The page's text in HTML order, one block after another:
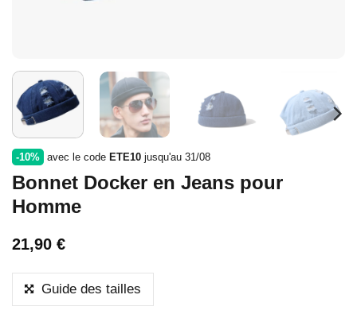
-10% avec le code ETE10 jusqu'au 31/08
Bonnet Docker en Jeans pour
Homme
21,90 €
Guide des tailles